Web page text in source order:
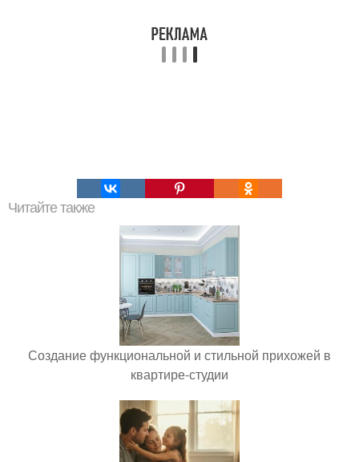
Читайте также
Создание функциональной и стильной прихожей в
квартире-студии